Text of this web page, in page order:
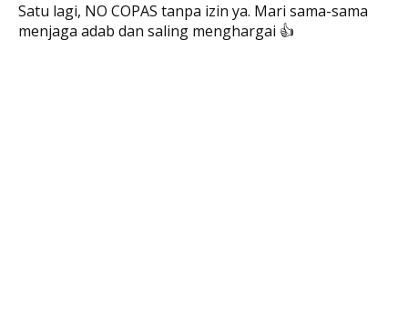
Satu lagi, NO COPAS tanpa izin ya. Mari sama-sama
menjaga adab dan saling menghargai 👍